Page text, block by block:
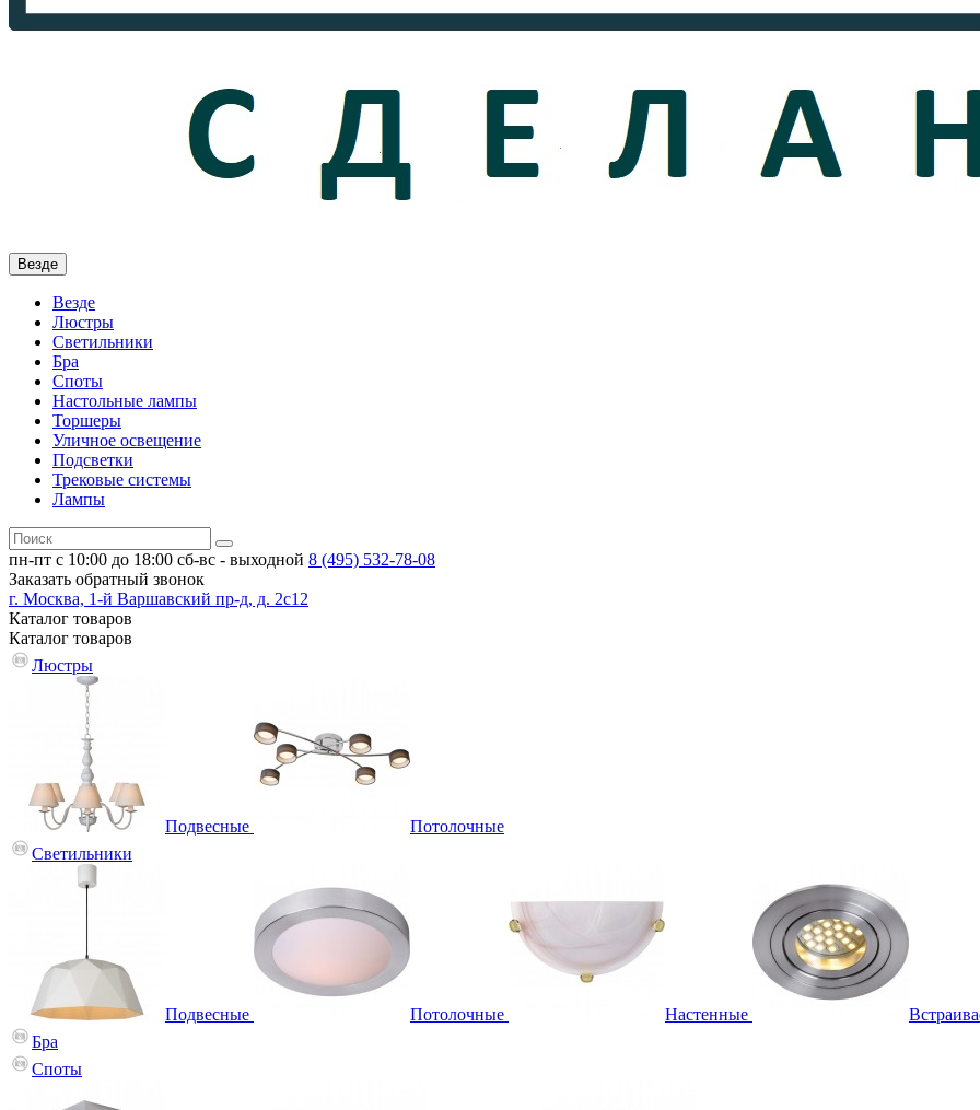
Везде
Везде
Люстры
Светильники
Бра
Споты
Настольные лампы
Торшеры
Уличное освещение
Подсветки
Трековые системы
Лампы
пн-пт с 10:00 до 18:00 сб-вс - выходной 8 (495) 532-78-08
Заказать обратный звонок
г. Москва, 1-й Варшавский пр-д, д. 2с12
Каталог товаров
Каталог товаров
Люстры
Подвесные
Потолочные
Светильники
Подвесные Потолочные Настенные
Бра
Споты